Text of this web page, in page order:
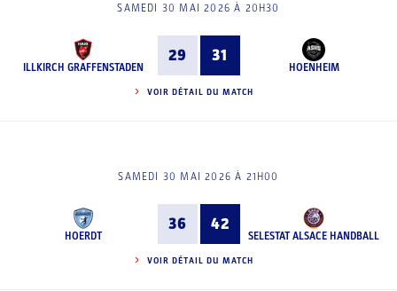
SAMEDI 30 MAI 2026 À 20H30
ILLKIRCH GRAFFENSTADEN
29 31
HOENHEIM
VOIR DÉTAIL DU MATCH
SAMEDI 30 MAI 2026 À 21H00
HOERDT
36 42
SELESTAT ALSACE HANDBALL
VOIR DÉTAIL DU MATCH